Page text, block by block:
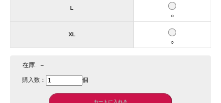
L
○
XL
○
在庫: －
購入数： 個